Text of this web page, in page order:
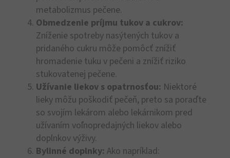
metabolizmus pečene.
Obmedzenie príjmu tukov a cukrov:
Zníženie spotreby nasýtených tukov a
pridaného cukru môže pomôcť znížiť
hromadenie tuku v pečeni a znížiť riziko
stukovatenej pečene.
Užívanie liekov s opatrnosťou: Niektoré
lieky môžu poškodiť pečeň, preto sa poraďte
so svojím lekárom alebo lekárnikom pred
užívaním voľnopredajných liekov alebo
doplnkov výživy.
Bylinné doplnky: Ako napríklad: